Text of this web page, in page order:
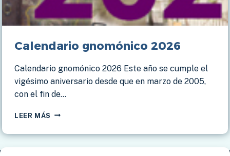
Calendario gnomónico 2026
Calendario gnomónico 2026 Este año se cumple el
vigésimo aniversario desde que en marzo de 2005,
con el fin de…
LEER MÁS CALENDARIO
2026